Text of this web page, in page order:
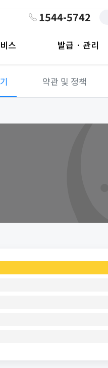
1544-5742
스 발급 · 관리
약관 및 정책